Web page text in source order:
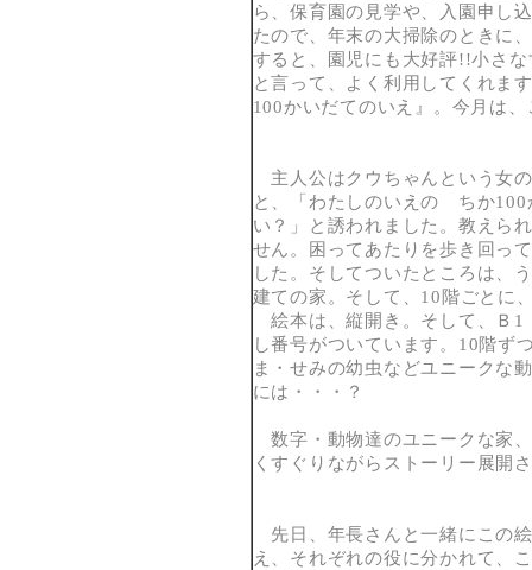
ら、保育園の見学や、入園申し
たので、年末の大掃除のときに
すると、園児にも大好評!!小さ
と言って、よく利用してくれま
100かいだてのいえ』。今月は
主人公はクウちゃんという女
と、「わたしのいえの ちか
い？」と誘われました。教えら
せん。困ってあたりを歩き回っ
した。そしてついたところは、
建ての家。そして、10階ごと
絵本は、縦開き。そして、Ｂ1
し番号がついています。10階ず
ま・せみの幼虫などユニークな
には・・・？
数字・動物達のユニークな家
くすぐりながらストーリー展開
先日、年長さんと一緒にこの
え、それぞれの役に分かれて、